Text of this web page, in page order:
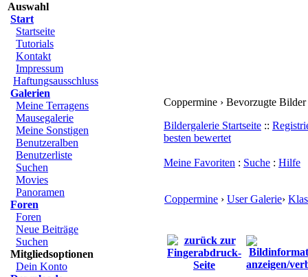
Auswahl
Start
Startseite
Tutorials
Kontakt
Impressum
Haftungsausschluss
Galerien
Meine Terragens
Mausegalerie
Meine Sonstigen
Benutzeralben
Benutzerliste
Suchen
Movies
Panoramen
Foren
Foren
Neue Beiträge
Suchen
Mitgliedsoptionen
Dein Konto
Coppermine › Bevorzugte Bilder
Bildergalerie Startseite ::
besten bewertet
Meine Favoriten : Suche : Hilfe
Coppermine › User Galerie› Klas